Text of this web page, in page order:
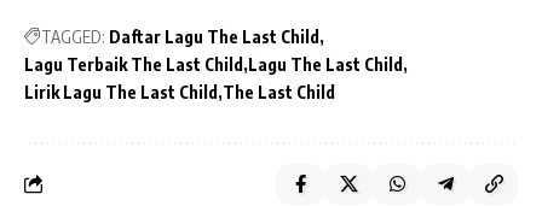
TAGGED: Daftar Lagu The Last Child
Lagu Terbaik The Last Child Lagu The Last Child
Lirik Lagu The Last Child The Last Child